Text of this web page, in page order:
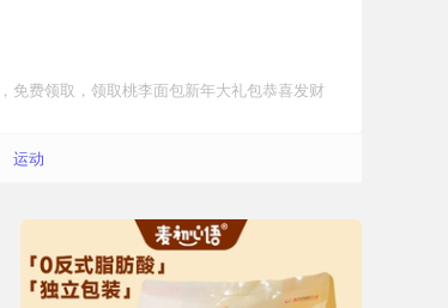
，免费领取，领取桃李面包新年大礼包恭喜发财
运动